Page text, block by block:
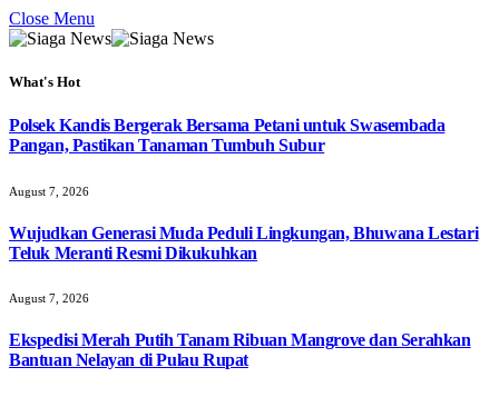
Close Menu
What's Hot
Polsek Kandis Bergerak Bersama Petani untuk Swasembada
Pangan, Pastikan Tanaman Tumbuh Subur
August 7, 2026
Wujudkan Generasi Muda Peduli Lingkungan, Bhuwana Lestari
Teluk Meranti Resmi Dikukuhkan
August 7, 2026
Ekspedisi Merah Putih Tanam Ribuan Mangrove dan Serahkan
Bantuan Nelayan di Pulau Rupat